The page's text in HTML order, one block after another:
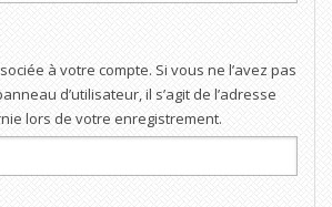
à votre compte. Si vous ne l’avez pas
d’utilisateur, il s’agit de l’adresse
lors de votre enregistrement.